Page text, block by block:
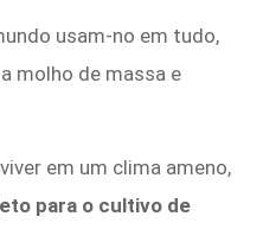
usam-no em tudo,
molho de massa e
em um clima ameno,
para o cultivo de